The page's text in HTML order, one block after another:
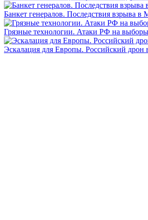
Банкет генералов. Последствия взрыва в
Грязные технологии. Атаки РФ на
Эскалация для Европы. Российский дрон